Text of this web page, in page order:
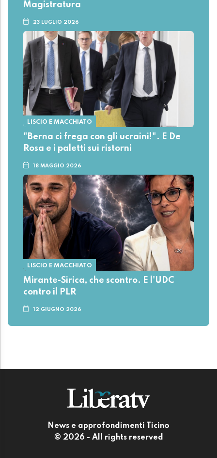
Magistratura
23 LUGLIO 2026
LISCIO E MACCHIATO
"Berna ci frega con gli ucraini!". E De
Rosa e i paletti sui ristorni
18 MAGGIO 2026
LISCIO E MACCHIATO
Mirante-Sirica, che scontro. E l'UDC
contro il PLR
12 GIUGNO 2026
News e approfondimenti Ticino
© 2026 - All rights reserved